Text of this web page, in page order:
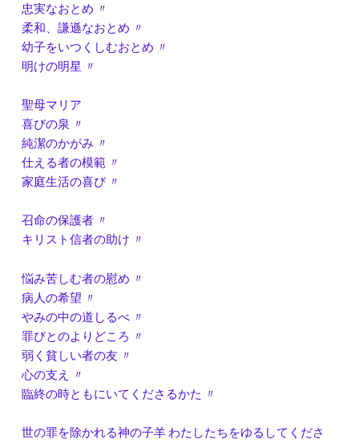
忠実なおとめ 〃
柔和、謙遜なおとめ 〃
幼子をいつくしむおとめ 〃
明けの明星 〃
聖母マリア
喜びの泉 〃
純潔のかがみ 〃
仕える者の模範 〃
家庭生活の喜び 〃
召命の保護者 〃
キリスト信者の助け 〃
悩み苦しむ者の慰め 〃
病人の希望 〃
やみの中の道しるべ 〃
罪びとのよりどころ 〃
弱く貧しい者の友 〃
心の支え 〃
臨終の時ともにいてくださるかた 〃
世の罪を除かれる神の子羊 わたしたちをゆるしてくださ